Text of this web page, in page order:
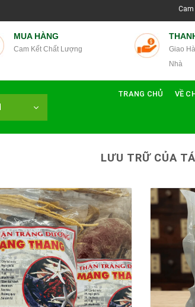
Cam Kết Sản
MUA HÀNG
Cam Kết Chất Lượng
Giao
Nhà
TRANG CHỦ VỀ
LƯU TRỮ CỦA